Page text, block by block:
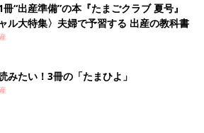
、“不動産バブル”と言われているほど、
。持ち家には持ち家ならではのメリット
で買う必要はなさそう。妊娠・出産・育
貯蓄をしっかりして頭金を用意し、借入
して住宅購入をするのが賢い選択かもし
クラブ編集部）
プランナー、CFP認定者
冊“出産準備”の本『たまごクラブ 夏号』
ャル大特集〉夫婦で予習する 出産の教科書
みたい！3冊の「たまひよ」